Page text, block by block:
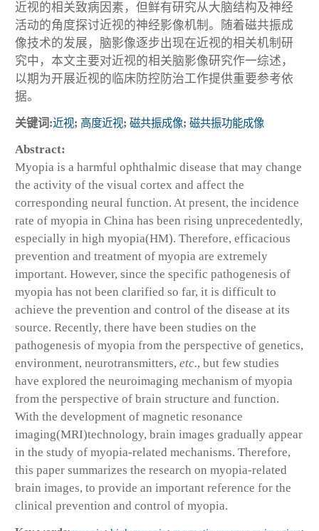
近视的相关致病因素，但鲜有研究从大脑结构及神经
活动的角度探讨近视的神经影像机制。随着磁共振成
像技术的发展，脑影像逐步出现在近视的相关机制研
究中，本文主要对近视的相关脑影像研究作一综述，
以期为开展近视的临床防控防治工作提供重要参考依
据。
关键词:近视; 高度近视; 磁共振成像; 磁共振功能成像
Abstract:
Myopia is a harmful ophthalmic disease that may change
the activity of the visual cortex and affect the
corresponding neural function. At present, the incidence
rate of myopia in China has been rising unprecedentedly,
especially in high myopia(HM). Therefore, efficacious
prevention and treatment of myopia are extremely
important. However, since the specific pathogenesis of
myopia has not been clarified so far, it is difficult to
achieve the prevention and control of the disease at its
source. Recently, there have been studies on the
pathogenesis of myopia from the perspective of genetics,
environment, neurotransmitters, etc., but few studies
have explored the neuroimaging mechanism of myopia
from the perspective of brain structure and function.
With the development of magnetic resonance
imaging(MRI)technology, brain images gradually appear
in the study of myopia-related mechanisms. Therefore,
this paper summarizes the research on myopia-related
brain images, to provide an important reference for the
clinical prevention and control of myopia.